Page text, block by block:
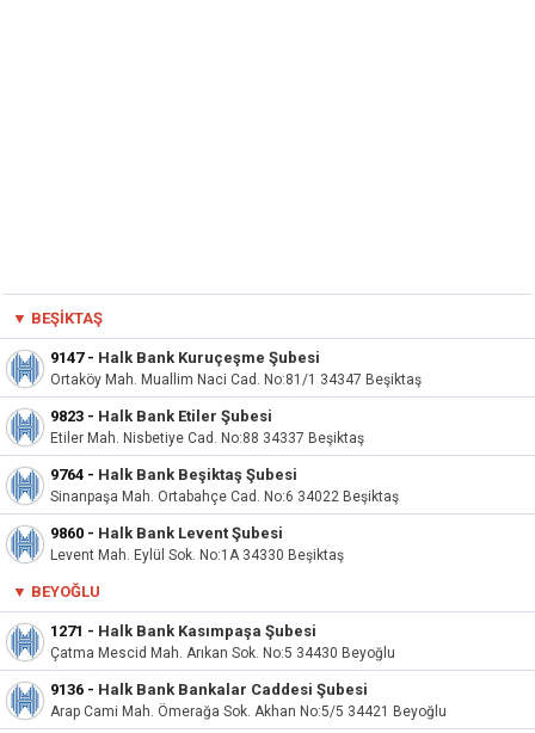
▼ BEŞIKTAŞ
9147- Halk Bank Kuruçeşme Şubesi
Ortaköy Mah. Muallim Naci Cad. No:81/1 34347 Beşiktaş
9823 - Halk Bank Etiler Şubesi
Etiler Mah. Nisbetiye Cad. No:88 34337 Beşiktaş
9764 - Halk Bank Beşiktaş Şubesi
Sinanpaşa Mah. Ortabahçe Cad. No:6 34022 Beşiktaş
9860 - Halk Bank Levent Şubesi
Levent Mah. Eylül Sok. No:1A 34330 Beşiktaş
▼ BEYOĞLU
1271 - Halk Bank Kasımpaşa Şubesi
Çatma Mescid Mah. Arıkan Sok. No:5 34430 Beyoğlu
9136 - Halk Bank Bankalar Caddesi Şubesi
Arap Cami Mah. Ömerağa Sok. Akhan No:5/5 34421 Beyoğlu